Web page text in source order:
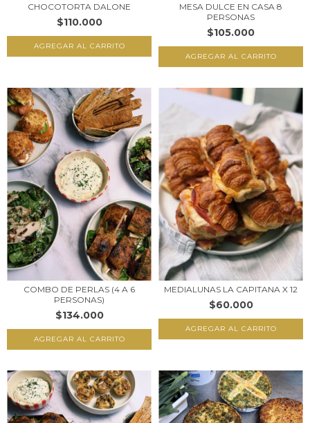
CHOCOTORTA DALONE
$110.000
MESA DULCE EN CASA 8
PERSONAS
$105.000
COMBO DE PERLAS (4 A 6
PERSONAS)
$134.000
MEDIALUNAS LA CAPITANA X 12
$60.000